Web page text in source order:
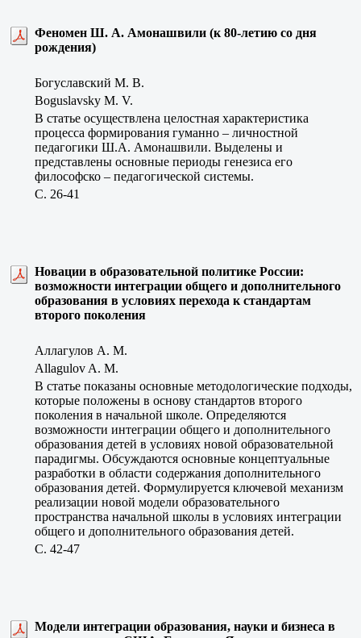
Феномен Ш. А. Амонашвили (к 80-летию со дня
рождения)
Богуславский М. В.
Boguslavsky M. V.
В статье осуществлена целостная характеристика
процесса формирования гуманно – личностной
педагогики Ш.А. Амонашвили. Выделены и
представлены основные периоды генезиса его
философско – педагогической системы.
C. 26-41
Новации в образовательной политике России:
возможности интеграции общего и дополнительного
образования в условиях перехода к стандартам
второго поколения
Аллагулов А. М.
Allagulov A. M.
В статье показаны основные методологические подходы,
которые положены в основу стандартов второго
поколения в начальной школе. Определяются
возможности интеграции общего и дополнительного
образования детей в условиях новой образовательной
парадигмы. Обсуждаются основные концептуальные
разработки в области содержания дополнительного
образования детей. Формулируется ключевой механизм
реализации новой модели образовательного
пространства начальной школы в условиях интеграции
общего и дополнительного образования детей.
C. 42-47
Модели интеграции образования, науки и бизнеса в